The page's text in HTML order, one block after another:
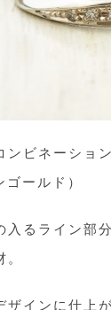
ンビネーショ
ールド）
入るライン部
ザインに仕上